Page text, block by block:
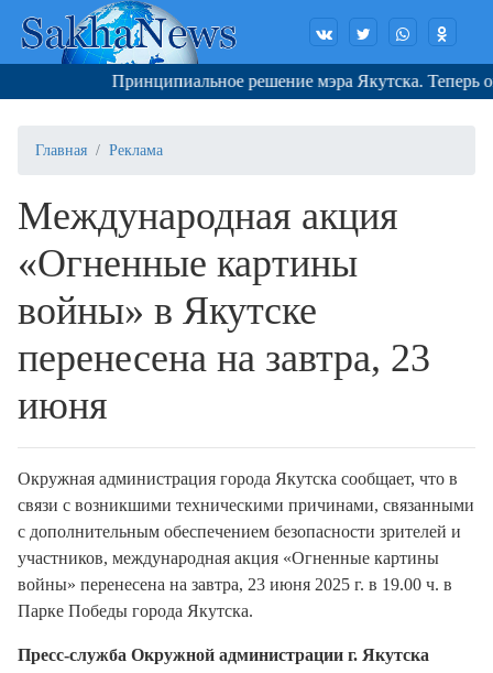
Принципиальное решение мэра Якутска. Теперь
Главная Реклама
Международная акция
«Огненные картины
войны» в Якутске
перенесена на завтра, 23
июня
Окружная администрация города Якутска сообщает, что в
связи с возникшими техническими причинами, связанными
с дополнительным обеспечением безопасности зрителей и
участников, международная акция «Огненные картины
войны» перенесена на завтра, 23 июня 2025 г. в 19.00 ч. в
Парке Победы города Якутска.
Пресс-служба Окружной администрации г. Якутска